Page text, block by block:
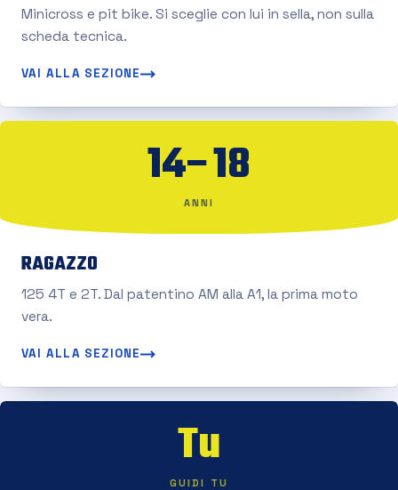
Minicross e pit bike. Si sceglie con lui in sella, non sulla
scheda tecnica.
VAI ALLA SEZIONE
14–18
ANNI
RAGAZZO
125 4T e 2T. Dal patentino AM alla A1, la prima moto
vera.
VAI ALLA SEZIONE
Tu
GUIDI TU